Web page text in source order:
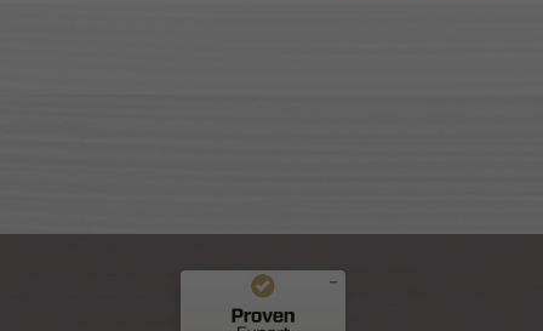
Commentaires et expériences des clients pour